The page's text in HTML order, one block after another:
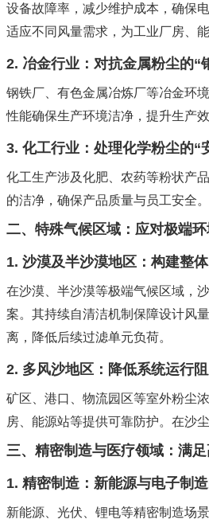
设备故障率，减少维护成本，确保
适应不同风量需求，为工业厂房、
2. 冶金行业：对抗金属粉尘的“
钢铁厂、有色金属冶炼厂等冶金环
性能确保生产环境洁净，提升生产
3. 化工行业：处理化学粉尘的“
化工生产涉及化肥、农药等粉状产
的洁净，确保产品质量与员工安全
二、特殊气候区域：应对极端
1. 沙漠及半沙漠地区：构建整
在沙漠、半沙漠等极端气候区域，
案。其持续自清洁机制保障设计风
离，降低后续过滤单元负荷。
2. 多风沙地区：降低系统运行
矿区、港口、物流园区等室外粉尘
房、能源站等提供可靠防护。在沙
三、精密制造与医疗领域：满
1. 精密制造：新能源与电子制
新能源、光伏、锂电等精密制造场